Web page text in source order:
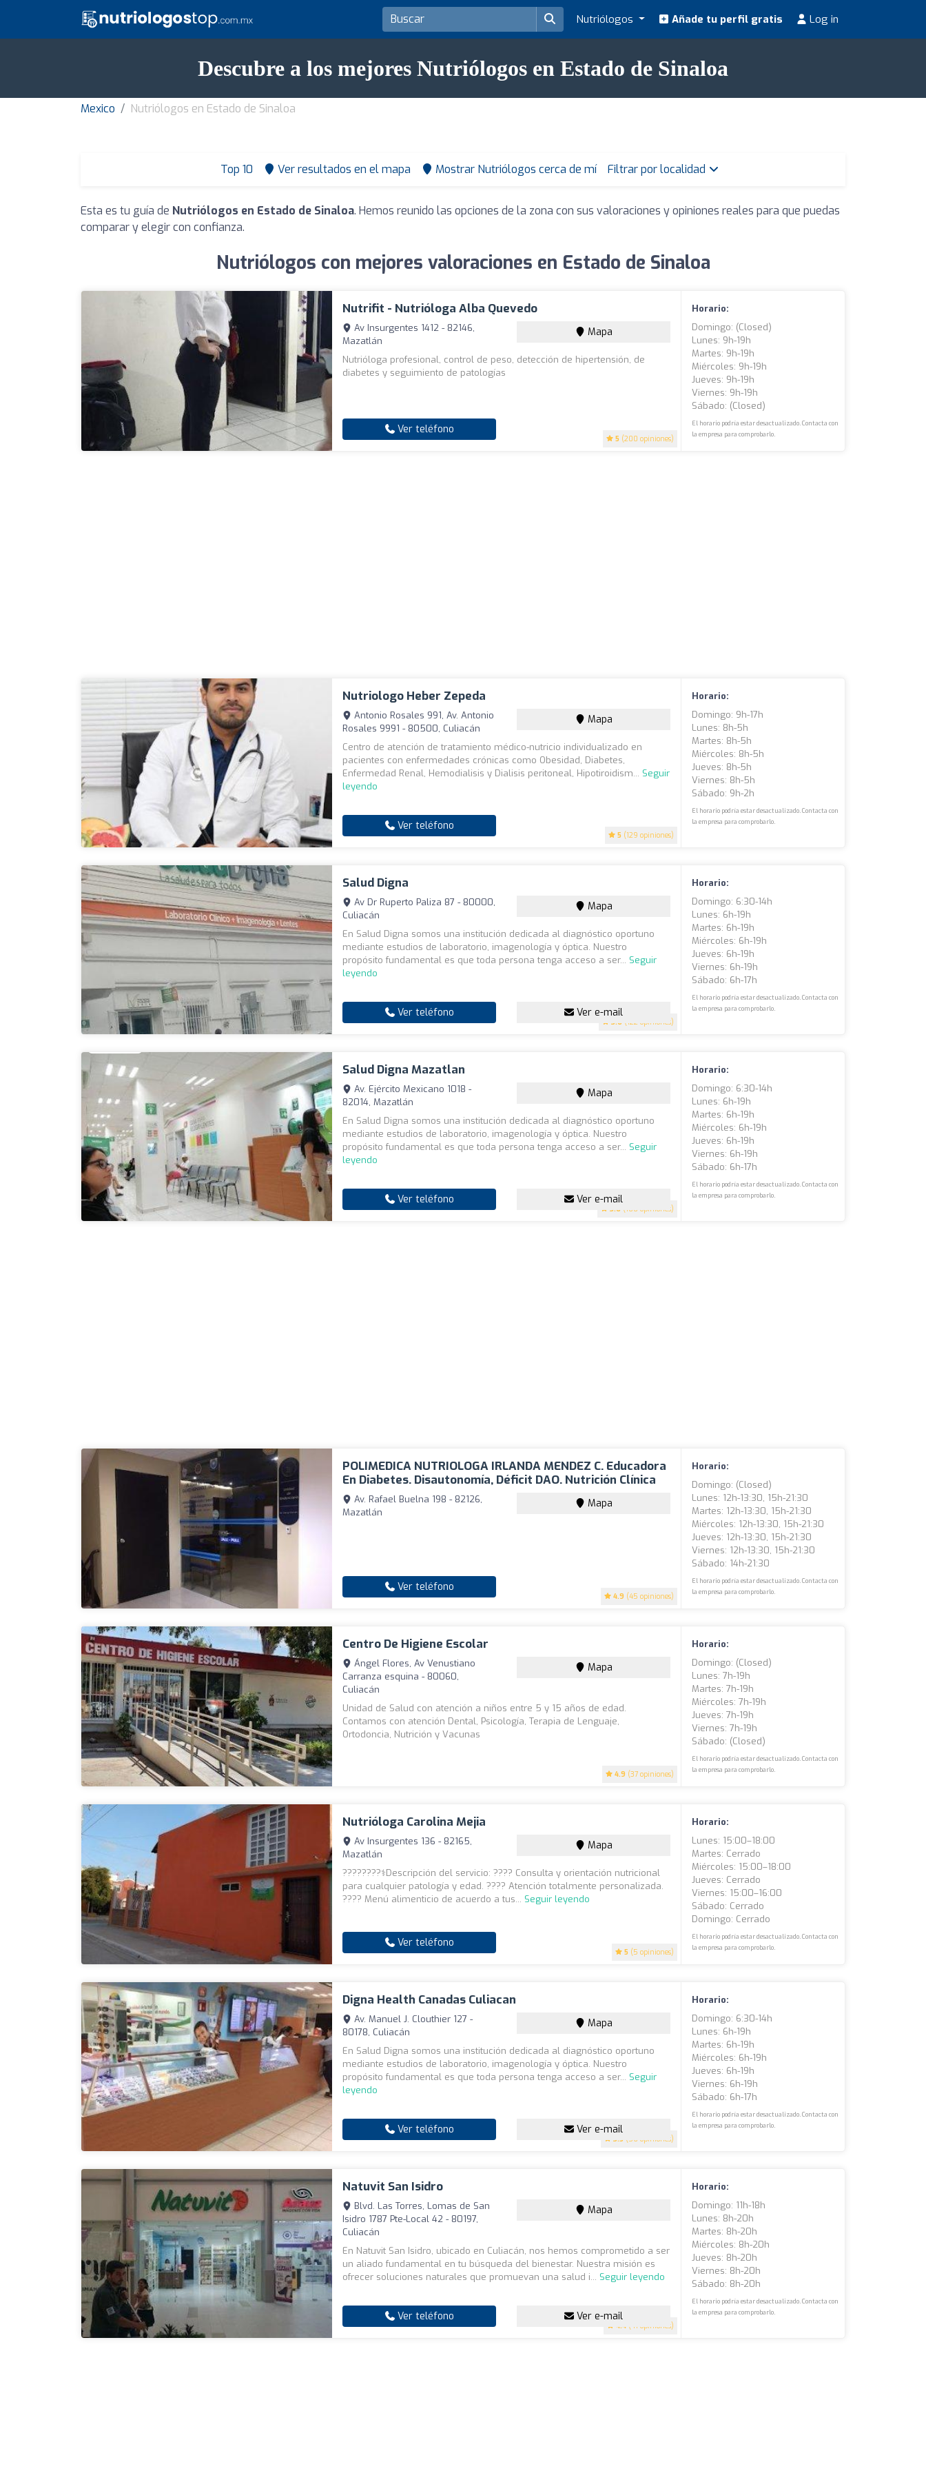
Nutriólogos Añade tu perfil gratis Log in
Descubre a los mejores Nutriólogos en Estado de Sinaloa
Mexico Nutriólogos en Estado de Sinaloa
Top 10 Ver resultados en el mapa Mostrar Nutriólogos cerca de mí Filtrar por localidad
Esta es tu guía de Nutriólogos en Estado de Sinaloa. Hemos reunido las opciones de la zona con sus valoraciones y opiniones reales para que puedas
comparar y elegir con confianza.
Nutriólogos con mejores valoraciones en Estado de Sinaloa
Nutrifit - Nutrióloga Alba Quevedo
5 (200 opiniones)
Av Insurgentes 1412 - 82146,
Mazatlán
Mapa
Nutrióloga profesional, control de peso, detección de hipertensión, de
diabetes y seguimiento de patologías
Ver teléfono
Horario:
Domingo: (closed)
Lunes: 9h-19h
Martes: 9h-19h
Miércoles: 9h-19h
Jueves: 9h-19h
Viernes: 9h-19h
Sábado: (closed)
El horario podría estar desactualizado. Contacta con
la empresa para comprobarlo.
Nutriologo Heber Zepeda
5 (129 opiniones)
Antonio Rosales 991, Av. Antonio
Rosales 9991 - 80500, Culiacán
Mapa
Centro de atención de tratamiento médico-nutricio individualizado en
pacientes con enfermedades crónicas como Obesidad, Diabetes,
Enfermedad Renal, Hemodialisis y Dialisis peritoneal, Hipotiroidism... Seguir
leyendo
Ver teléfono
Horario:
Domingo: 9h-17h
Lunes: 8h-5h
Martes: 8h-5h
Miércoles: 8h-5h
Jueves: 8h-5h
Viernes: 8h-5h
Sábado: 9h-2h
El horario podría estar desactualizado. Contacta con
la empresa para comprobarlo.
Salud Digna
3.6 (122 opiniones)
Av Dr Ruperto Paliza 87 - 80000,
Culiacán
Mapa
En Salud Digna somos una institución dedicada al diagnóstico oportuno
mediante estudios de laboratorio, imagenología y óptica. Nuestro
propósito fundamental es que toda persona tenga acceso a ser... Seguir
leyendo
Ver teléfono Ver e-mail
Horario:
Domingo: 6:30-14h
Lunes: 6h-19h
Martes: 6h-19h
Miércoles: 6h-19h
Jueves: 6h-19h
Viernes: 6h-19h
Sábado: 6h-17h
El horario podría estar desactualizado. Contacta con
la empresa para comprobarlo.
Salud Digna Mazatlan
3.6 (100 opiniones)
Av. Ejército Mexicano 1018 -
82014, Mazatlán
Mapa
En Salud Digna somos una institución dedicada al diagnóstico oportuno
mediante estudios de laboratorio, imagenología y óptica. Nuestro
propósito fundamental es que toda persona tenga acceso a ser... Seguir
leyendo
Ver teléfono Ver e-mail
Horario:
Domingo: 6:30-14h
Lunes: 6h-19h
Martes: 6h-19h
Miércoles: 6h-19h
Jueves: 6h-19h
Viernes: 6h-19h
Sábado: 6h-17h
El horario podría estar desactualizado. Contacta con
la empresa para comprobarlo.
POLIMEDICA NUTRIOLOGA IRLANDA MENDEZ C. Educadora
En Diabetes. Disautonomía, Déficit DAO. Nutrición Clínica
4.9 (45 opiniones)
Av. Rafael Buelna 198 - 82126,
Mazatlán
Mapa
Ver teléfono
Horario:
Domingo: (closed)
Lunes: 12h-13:30, 15h-21:30
Martes: 12h-13:30, 15h-21:30
Miércoles: 12h-13:30, 15h-21:30
Jueves: 12h-13:30, 15h-21:30
Viernes: 12h-13:30, 15h-21:30
Sábado: 14h-21:30
El horario podría estar desactualizado. Contacta con
la empresa para comprobarlo.
Centro De Higiene Escolar
4.9 (37 opiniones)
Ángel Flores, Av Venustiano
Carranza esquina - 80060,
Culiacán
Mapa
Unidad de Salud con atención a niños entre 5 y 15 años de edad.
Contamos con atención Dental, Psicología, Terapia de Lenguaje,
Ortodoncia, Nutrición y Vacunas
Horario:
Domingo: (closed)
Lunes: 7h-19h
Martes: 7h-19h
Miércoles: 7h-19h
Jueves: 7h-19h
Viernes: 7h-19h
Sábado: (closed)
El horario podría estar desactualizado. Contacta con
la empresa para comprobarlo.
Nutrióloga Carolina Mejia
5 (5 opiniones)
Av Insurgentes 136 - 82165,
Mazatlán
Mapa
????????‍⚕️Descripción del servicio: ???? Consulta y orientación nutricional
para cualquier patología y edad. ???? Atención totalmente personalizada.
???? Menú alimenticio de acuerdo a tus... Seguir leyendo
Ver teléfono
Horario:
Lunes: 15:00–18:00
Martes: Cerrado
Miércoles: 15:00–18:00
Jueves: Cerrado
Viernes: 15:00–16:00
Sábado: Cerrado
Domingo: Cerrado
El horario podría estar desactualizado. Contacta con
la empresa para comprobarlo.
Digna Health Canadas Culiacan
3.5 (56 opiniones)
Av. Manuel J. Clouthier 127 -
80178, Culiacán
Mapa
En Salud Digna somos una institución dedicada al diagnóstico oportuno
mediante estudios de laboratorio, imagenología y óptica. Nuestro
propósito fundamental es que toda persona tenga acceso a ser... Seguir
leyendo
Ver teléfono Ver e-mail
Horario:
Domingo: 6:30-14h
Lunes: 6h-19h
Martes: 6h-19h
Miércoles: 6h-19h
Jueves: 6h-19h
Viernes: 6h-19h
Sábado: 6h-17h
El horario podría estar desactualizado. Contacta con
la empresa para comprobarlo.
Natuvit San Isidro
4.4 (41 opiniones)
Blvd. Las Torres, Lomas de San
Isidro 1787 Pte-Local 42 - 80197,
Culiacán
Mapa
En Natuvit San Isidro, ubicado en Culiacán, nos hemos comprometido a ser
un aliado fundamental en tu búsqueda del bienestar. Nuestra misión es
ofrecer soluciones naturales que promuevan una salud i... Seguir leyendo
Ver teléfono Ver e-mail
Horario:
Domingo: 11h-18h
Lunes: 8h-20h
Martes: 8h-20h
Miércoles: 8h-20h
Jueves: 8h-20h
Viernes: 8h-20h
Sábado: 8h-20h
El horario podría estar desactualizado. Contacta con
la empresa para comprobarlo.